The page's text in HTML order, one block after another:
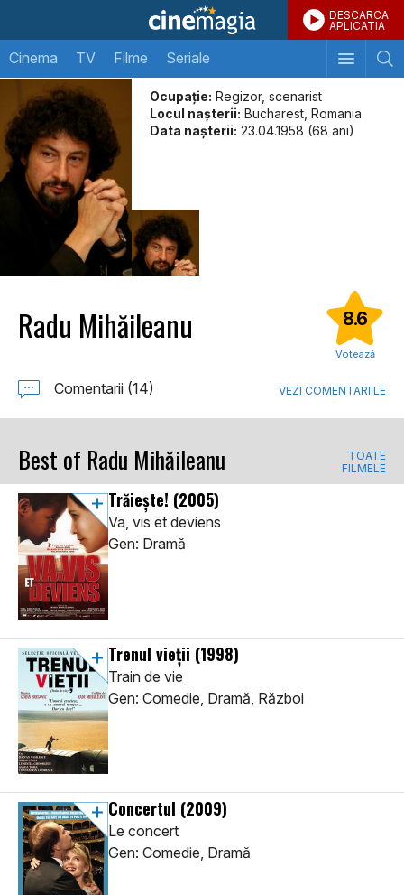
DESCARCA
APLICATIA
Cinema TV Filme Seriale
Ocupație: Regizor, scenarist
Locul naşterii: Bucharest, Romania
Data naşterii: 23.04.1958 (68 ani)
Radu Mihăileanu 8.6
Votează
Comentarii (14) VEZI COMENTARIILE
Best of Radu Mihăileanu
TOATE
FILMELE
Trăiește! (2005)
Va, vis et deviens
Gen: Dramă
Trenul vieții (1998)
Train de vie
Gen: Comedie, Dramă, Război
Concertul (2009)
Le concert
Gen: Comedie, Dramă